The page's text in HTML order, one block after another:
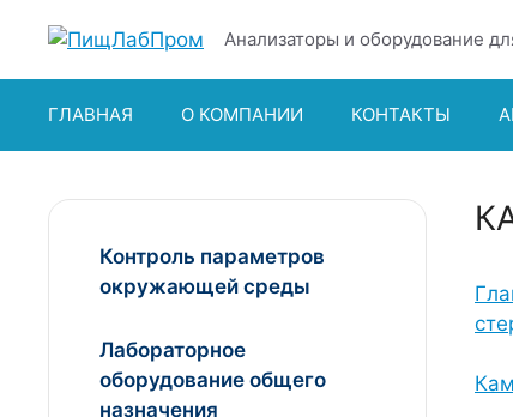
содержимому
Анализаторы и оборудование
ГЛАВНАЯ О КОМПАНИИ КОНТАКТЫ
Контроль параметров
окружающей среды
Лабораторное
оборудование общего
назначения